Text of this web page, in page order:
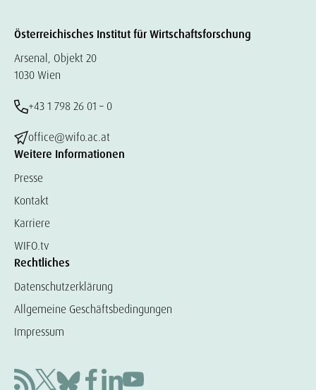
Österreichisches Institut für Wirtschaftsforschung
Arsenal, Objekt 20
1030 Wien
+43 1 798 26 01 – 0
office@wifo.ac.at
Weitere Informationen
Presse
Kontakt
Karriere
WIFO.tv
Rechtliches
Datenschutzerklärung
Allgemeine Geschäftsbedingungen
Impressum